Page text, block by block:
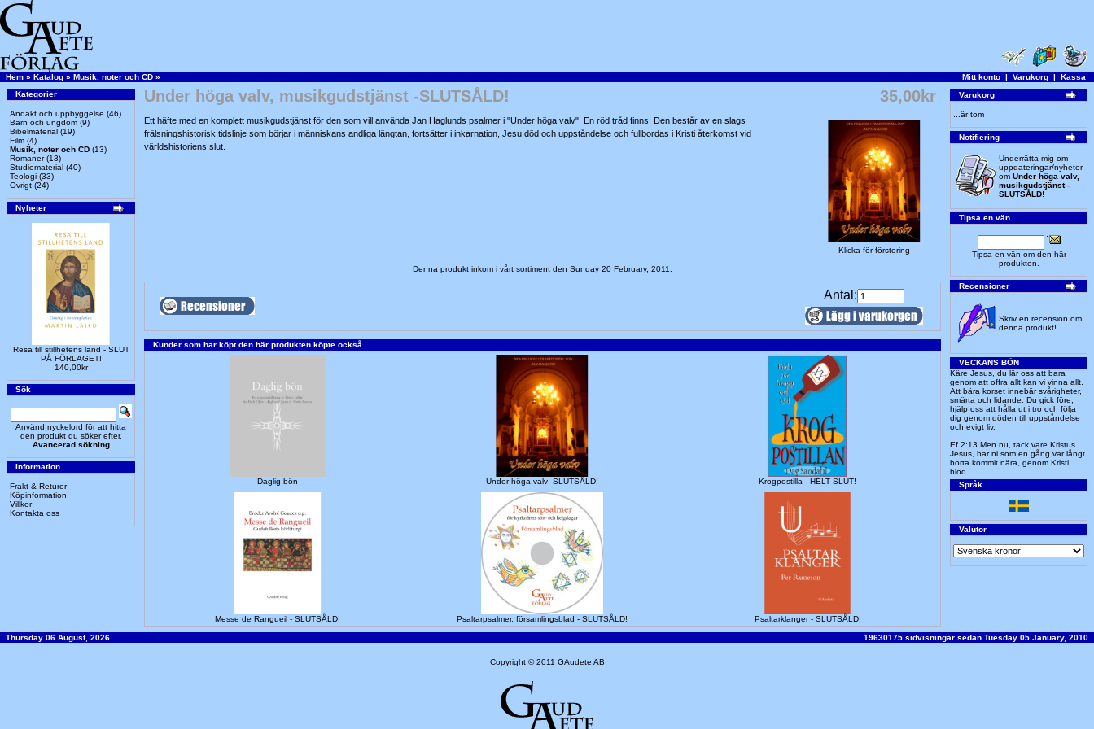
Hem » Katalog » Musik, noter och CD » Mitt konto | Varukorg | Kassa
Kategorier
Andakt och uppbyggelse (46)
Barn och ungdom (9)
Bibelmaterial (19)
Film (4)
Musik, noter och CD (13)
Romaner(13)
Studiematerial (40)
Teologi (33)
Övrigt (24)
Nyheter
Resa till stillhetens land - SLUT
PÅ FÖRLAGET!
140,00kr
Sök
Använd nyckelord för att hitta
den produkt du söker efter.
Avancerad sökning
Information
Frakt & Returer
Köpinformation
Villkor
Kontakta oss
Under höga valv, musikgudstjänst -SLUTSÅLD! 35,00kr
Klicka för förstoring
Ett häfte med en komplett musikgudstjänst för den som vill använda Jan Haglunds psalmer i "Under höga valv". En röd tråd finns. Den består av en slags
frälsningshistorisk tidslinje som börjar i människans andliga längtan, fortsätter i inkarnation, Jesu död och uppståndelse och fullbordas i Kristi återkomst vid
världshistoriens slut.
Denna produkt inkom i vårt sortiment den Sunday 20 February, 2011.
Antal:
Kunder som har köpt den här produkten köpte också
Daglig bön Under höga valv -SLUTSÅLD! Krogpostilla - HELT SLUT!
Messe de Rangueil - SLUTSÅLD! Psaltarpsalmer, församlingsblad - SLUTSÅLD! Psaltarklanger - SLUTSÅLD!
Varukorg
...är tom
Notifiering
Underrätta mig om
uppdateringar/nyheter
om Under höga valv,
musikgudstjänst -
SLUTSÅLD!
Tipsa en vän
Tipsa en vän om den här
produkten.
Recensioner
Skriv en recension om
denna produkt!
VECKANS BÖN
Käre Jesus, du lär oss att bara
genom att offra allt kan vi vinna allt.
Att bära korset innebär svårigheter,
smärta och lidande. Du gick före,
hjälp oss att hålla ut i tro och följa
dig genom döden till uppståndelse
och evigt liv.
Ef 2:13 Men nu, tack vare Kristus
Jesus, har ni som en gång var långt
borta kommit nära, genom Kristi
blod.
Språk
Valutor
Thursday 06 August, 2026 19630175 sidvisningar sedan Tuesday 05 January, 2010
Copyright © 2011 GAudete AB